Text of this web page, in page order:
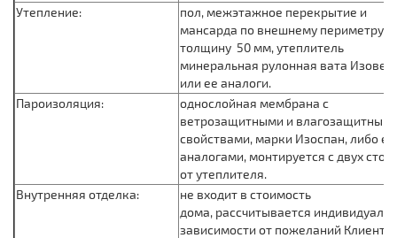
Утепление:
пол, межэтажное перекрытие и
мансарда по внешнему периметру в
толщину 50 мм, утеплитель
минеральная рулонная вата Изовер
или ее аналоги.
Пароизоляция:
однослойная мембрана с
ветрозащитными и
свойствами, марки Изоспан, либо ее
аналогами, монтируется с двух
от утеплителя.
Внутренняя отделка:
не входит в стоимость
дома, рассчитывается
зависимости от пожеланий Клиента